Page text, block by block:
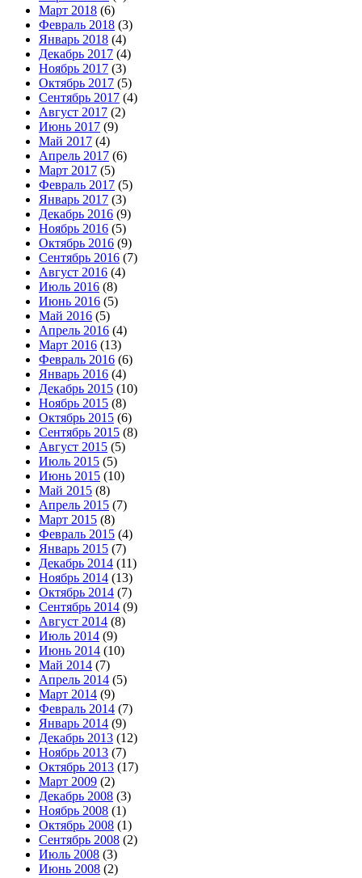
Март 2018 (6)
Февраль 2018 (3)
Январь 2018 (4)
Декабрь 2017 (4)
Ноябрь 2017 (3)
Октябрь 2017 (5)
Сентябрь 2017 (4)
Август 2017 (2)
Июнь 2017 (9)
Май 2017 (4)
Апрель 2017 (6)
Март 2017 (5)
Февраль 2017 (5)
Январь 2017 (3)
Декабрь 2016 (9)
Ноябрь 2016 (5)
Октябрь 2016 (9)
Сентябрь 2016 (7)
Август 2016 (4)
Июль 2016 (8)
Июнь 2016 (5)
Май 2016 (5)
Апрель 2016 (4)
Март 2016 (13)
Февраль 2016 (6)
Январь 2016 (4)
Декабрь 2015 (10)
Ноябрь 2015 (8)
Октябрь 2015 (6)
Сентябрь 2015 (8)
Август 2015 (5)
Июль 2015 (5)
Июнь 2015 (10)
Май 2015 (8)
Апрель 2015 (7)
Март 2015 (8)
Февраль 2015 (4)
Январь 2015 (7)
Декабрь 2014 (11)
Ноябрь 2014 (13)
Октябрь 2014 (7)
Сентябрь 2014 (9)
Август 2014 (8)
Июль 2014 (9)
Июнь 2014 (10)
Май 2014 (7)
Апрель 2014 (5)
Март 2014 (9)
Февраль 2014 (7)
Январь 2014 (9)
Декабрь 2013 (12)
Ноябрь 2013 (7)
Октябрь 2013 (17)
Март 2009 (2)
Декабрь 2008 (3)
Ноябрь 2008 (1)
Октябрь 2008 (1)
Сентябрь 2008 (2)
Июль 2008 (3)
Июнь 2008 (2)